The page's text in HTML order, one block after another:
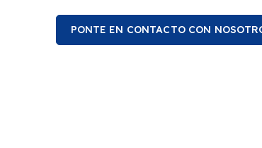
PONTE EN CONTACTO CON